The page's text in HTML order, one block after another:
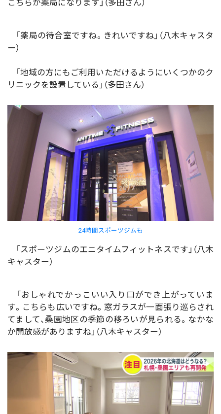
こちらが薬局になります」（多田さん）
「薬局の待合室ですね。きれいですね」（八木キャスタ
ー）
「地域の方にもご利用いただけるようにいくつかのク
リニックを設置している」（多田さん）
24時間スポーツジムも
「スポーツジムのエニタイムフィットネスです」（八木
キャスター）
「おしゃれでかっこいい入り口ができ上がっていま
す。こちらも広いですね。窓ガラスが一面張り巡らされ
てまして、桑園地区の季節の移ろいが見られる。なかな
か開放感がありますね」（八木キャスター）